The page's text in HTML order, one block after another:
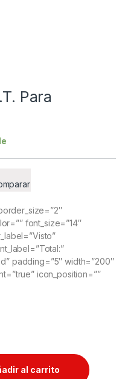
Para
font_size=”14″
padding=”5″ width=”200″
icon_position=””
12" quantity
al carrito